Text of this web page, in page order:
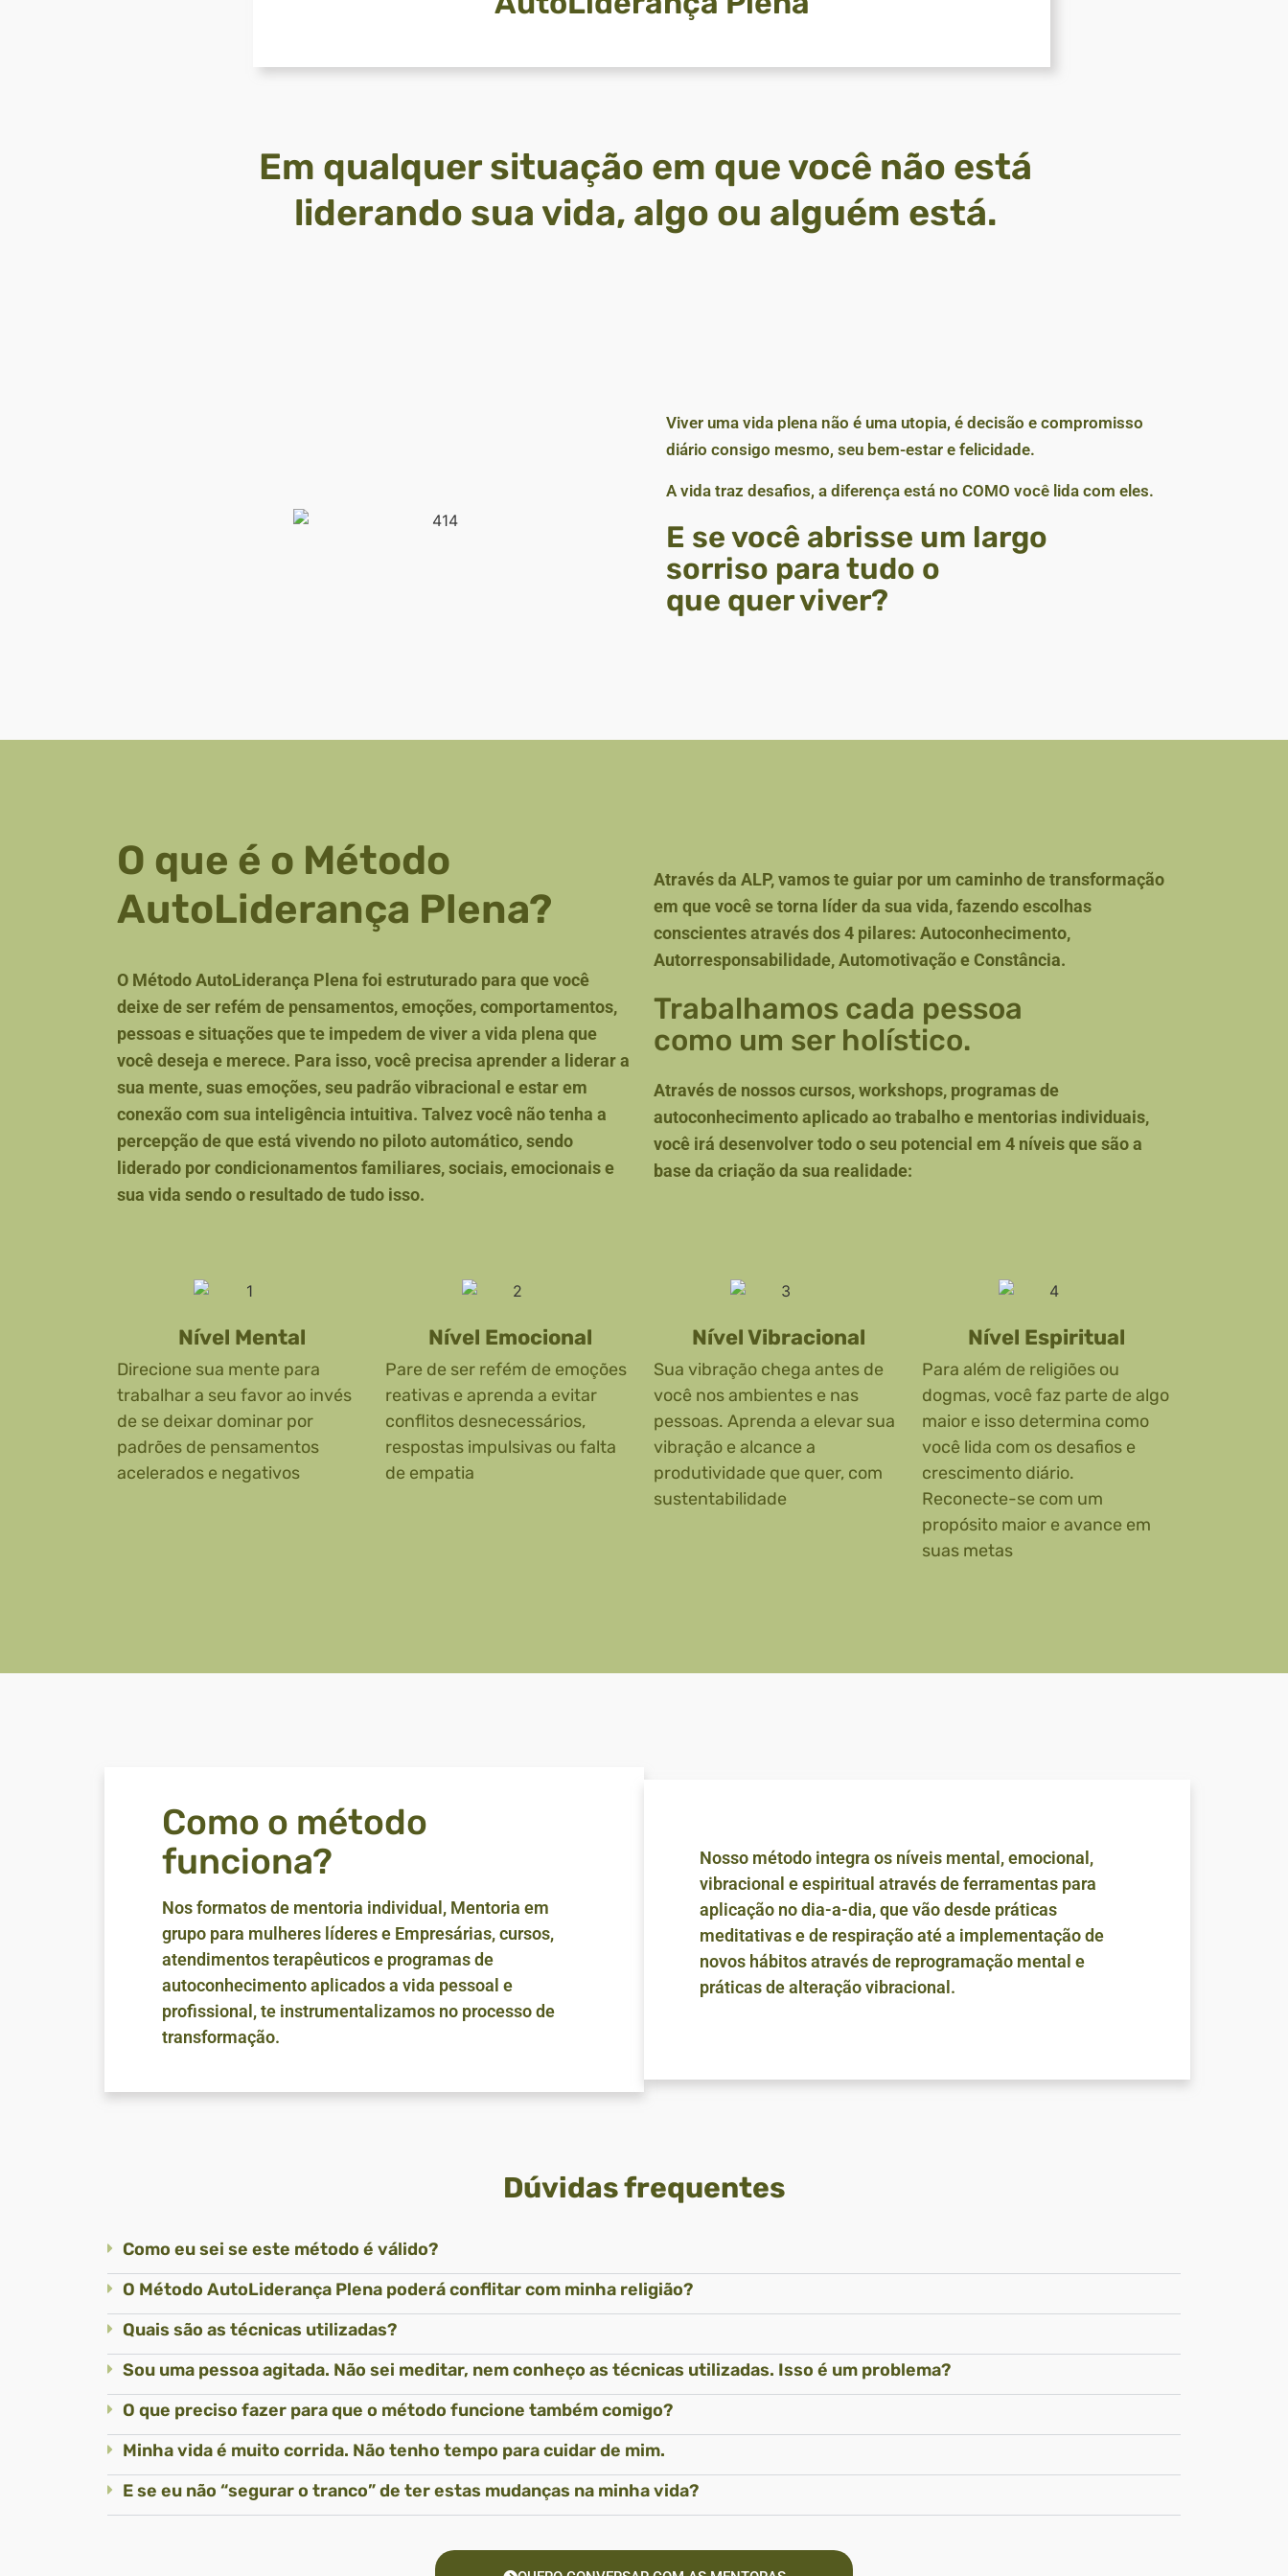
Em qualquer situação em que você não está
liderando sua vida, algo ou alguém está.
Viver uma vida plena não é uma utopia, é decisão e compromisso
diário consigo mesmo, seu bem-estar e felicidade.
A vida traz desafios, a diferença está no COMO você lida com eles.
E se você abrisse um largo
sorriso para tudo o
que quer viver?
O que é o Método
AutoLiderança Plena?
O Método AutoLiderança Plena foi estruturado para que você
deixe de ser refém de pensamentos, emoções, comportamentos,
pessoas e situações que te impedem de viver a vida plena que
você deseja e merece. Para isso, você precisa aprender a liderar a
sua mente, suas emoções, seu padrão vibracional e estar em
conexão com sua inteligência intuitiva. Talvez você não tenha a
percepção de que está vivendo no piloto automático, sendo
liderado por condicionamentos familiares, sociais, emocionais e
sua vida sendo o resultado de tudo isso.
Através da ALP, vamos te guiar por um caminho de transformação
em que você se torna líder da sua vida, fazendo escolhas
conscientes através dos 4 pilares: Autoconhecimento,
Autorresponsabilidade, Automotivação e Constância.
Trabalhamos cada pessoa
como um ser holístico.
Através de nossos cursos, workshops, programas de
autoconhecimento aplicado ao trabalho e mentorias individuais,
você irá desenvolver todo o seu potencial em 4 níveis que são a
base da criação da sua realidade:
Nível Mental
Direcione sua mente para
trabalhar a seu favor ao invés
de se deixar dominar por
padrões de pensamentos
acelerados e negativos
Nível Emocional
Pare de ser refém de emoções
reativas e aprenda a evitar
conflitos desnecessários,
respostas impulsivas ou falta
de empatia
Nível Vibracional
Sua vibração chega antes de
você nos ambientes e nas
pessoas. Aprenda a elevar sua
vibração e alcance a
produtividade que quer, com
sustentabilidade
Nível Espiritual
Para além de religiões ou
dogmas, você faz parte de algo
maior e isso determina como
você lida com os desafios e
crescimento diário.
Reconecte-se com um
propósito maior e avance em
suas metas
Como o método
funciona?
Nos formatos de mentoria individual, Mentoria em
grupo para mulheres líderes e Empresárias, cursos,
atendimentos terapêuticos e programas de
autoconhecimento aplicados a vida pessoal e
profissional, te instrumentalizamos no processo de
transformação.
Nosso método integra os níveis mental, emocional,
vibracional e espiritual através de ferramentas para
aplicação no dia-a-dia, que vão desde práticas
meditativas e de respiração até a implementação de
novos hábitos através de reprogramação mental e
práticas de alteração vibracional.
Dúvidas frequentes
Como eu sei se este método é válido?
O Método AutoLiderança Plena poderá conflitar com minha religião?
Quais são as técnicas utilizadas?
Sou uma pessoa agitada. Não sei meditar, nem conheço as técnicas utilizadas. Isso é um problema?
O que preciso fazer para que o método funcione também comigo?
Minha vida é muito corrida. Não tenho tempo para cuidar de mim.
E se eu não “segurar o tranco” de ter estas mudanças na minha vida?